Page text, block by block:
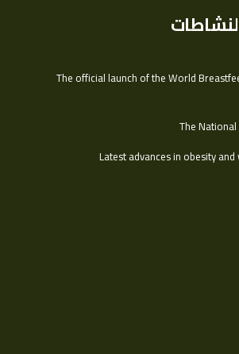
The official launch of the World
The
Latest advances in obesity